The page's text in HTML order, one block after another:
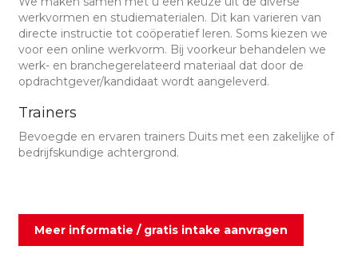
werkvormen en studiematerialen. Dit kan varieren van
directe instructie tot coöperatief leren. Soms kiezen we
voor een online werkvorm. Bij voorkeur behandelen we
werk- en branchegerelateerd materiaal dat door de
opdrachtgever/kandidaat wordt aangeleverd.
Trainers
Bevoegde en ervaren trainers Duits met een zakelijke of
bedrijfskundige achtergrond.
Meer informatie / gratis intake aanvragen